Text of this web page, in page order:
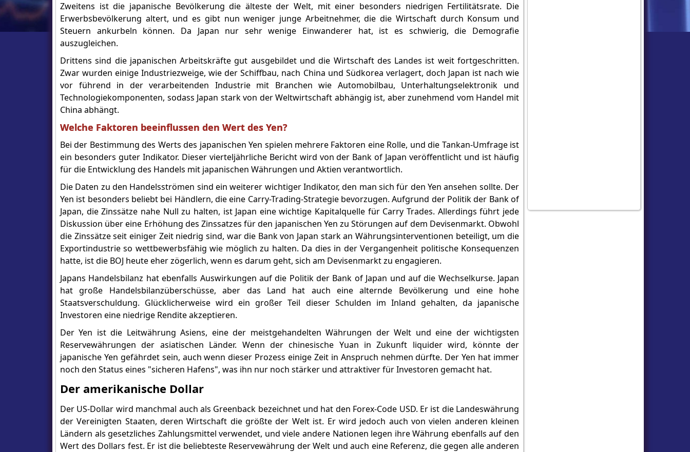
Zweitens ist die japanische Bevölkerung die älteste der Welt, mit einer besonders niedrigen Fertilitätsrate. Die
Erwerbsbevölkerung altert, und es gibt nun weniger junge Arbeitnehmer, die die Wirtschaft durch Konsum und
Steuern ankurbeln können. Da Japan nur sehr wenige Einwanderer hat, ist es schwierig, die Demografie
auszugleichen.
Drittens sind die japanischen Arbeitskräfte gut ausgebildet und die Wirtschaft des Landes ist weit fortgeschritten.
Zwar wurden einige Industriezweige, wie der Schiffbau, nach China und Südkorea verlagert, doch Japan ist nach wie
vor führend in der verarbeitenden Industrie mit Branchen wie Automobilbau, Unterhaltungselektronik und
Technologiekomponenten, sodass Japan stark von der Weltwirtschaft abhängig ist, aber zunehmend vom Handel mit
China abhängt.
Welche Faktoren beeinflussen den Wert des Yen?
Bei der Bestimmung des Werts des japanischen Yen spielen mehrere Faktoren eine Rolle, und die Tankan-Umfrage ist
ein besonders guter Indikator. Dieser vierteljährliche Bericht wird von der Bank of Japan veröffentlicht und ist häufig
für die Entwicklung des Handels mit japanischen Währungen und Aktien verantwortlich.
Die Daten zu den Handelsströmen sind ein weiterer wichtiger Indikator, den man sich für den Yen ansehen sollte. Der
Yen ist besonders beliebt bei Händlern, die eine Carry-Trading-Strategie bevorzugen. Aufgrund der Politik der Bank of
Japan, die Zinssätze nahe Null zu halten, ist Japan eine wichtige Kapitalquelle für Carry Trades. Allerdings führt jede
Diskussion über eine Erhöhung des Zinssatzes für den japanischen Yen zu Störungen auf dem Devisenmarkt. Obwohl
die Zinssätze seit einiger Zeit niedrig sind, war die Bank von Japan stark an Währungsinterventionen beteiligt, um die
Exportindustrie so wettbewerbsfähig wie möglich zu halten. Da dies in der Vergangenheit politische Konsequenzen
hatte, ist die BOJ heute eher zögerlich, wenn es darum geht, sich am Devisenmarkt zu engagieren.
Japans Handelsbilanz hat ebenfalls Auswirkungen auf die Politik der Bank of Japan und auf die Wechselkurse. Japan
hat große Handelsbilanzüberschüsse, aber das Land hat auch eine alternde Bevölkerung und eine hohe
Staatsverschuldung. Glücklicherweise wird ein großer Teil dieser Schulden im Inland gehalten, da japanische
Investoren eine niedrige Rendite akzeptieren.
Der Yen ist die Leitwährung Asiens, eine der meistgehandelten Währungen der Welt und eine der wichtigsten
Reservewährungen der asiatischen Länder. Wenn der chinesische Yuan in Zukunft liquider wird, könnte der
japanische Yen gefährdet sein, auch wenn dieser Prozess einige Zeit in Anspruch nehmen dürfte. Der Yen hat immer
noch den Status eines "sicheren Hafens", was ihn nur noch stärker und attraktiver für Investoren gemacht hat.
Der amerikanische Dollar
Der US-Dollar wird manchmal auch als Greenback bezeichnet und hat den Forex-Code USD. Er ist die Landeswährung
der Vereinigten Staaten, deren Wirtschaft die größte der Welt ist. Er wird jedoch auch von vielen anderen kleinen
Ländern als gesetzliches Zahlungsmittel verwendet, und viele andere Nationen legen ihre Währung ebenfalls auf den
Wert des Dollars fest. Er ist die beliebteste Reservewährung der Welt und auch eine Referenz, die gegen alle anderen